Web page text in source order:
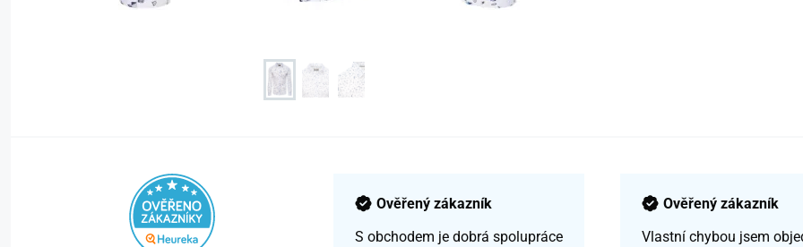
Ověřený zákazník
S obchodem je dobrá spolupráce
Ověřený zákazník
Vlastní chybou jsem